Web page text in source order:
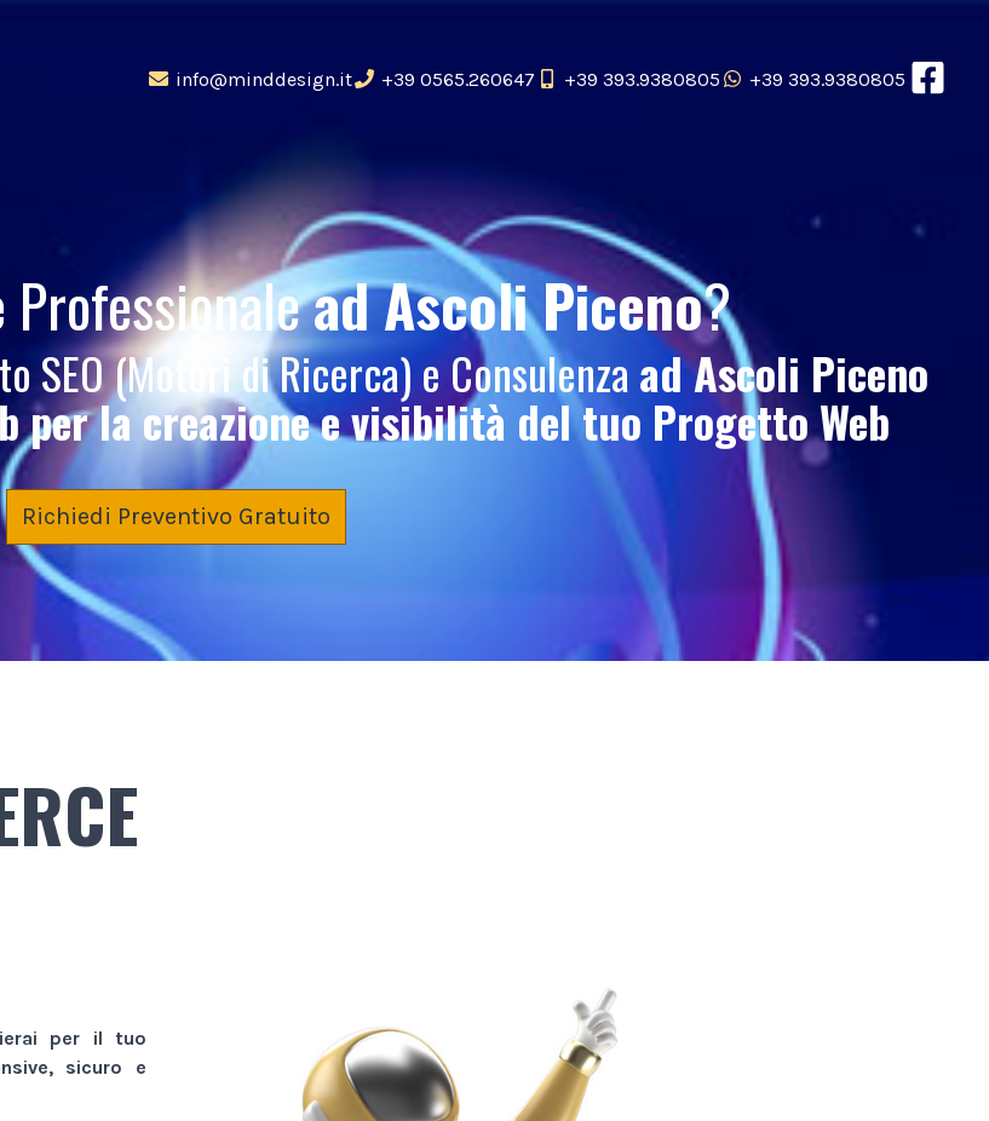
info@minddesign.it +39 0565.260647 +39 393.9380805 +39 393.9380805
Professionalead Ascoli Piceno?
SEO (Motori di Ricerca) e Consulenzaad Ascoli Piceno
per la creazione e visibilità del tuo Progetto Web
Richiedi Preventivo Gratuito
per il tuo
sicuro e